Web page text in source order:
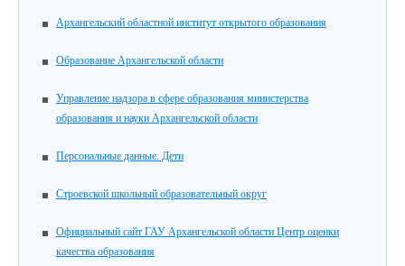
Архангельский областной институт открытого образования
Образование Архангельской области
Управление надзора в сфере образования министерства
образования и науки Архангельской области
Персональные данные. Дети
Строевской школьный образовательный округ
Официальный сайт ГАУ Архангельской области Центр оценки
качества образования